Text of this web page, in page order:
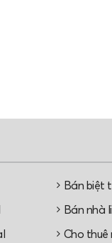
Bán biệt
Bán nhà
Cho thuê